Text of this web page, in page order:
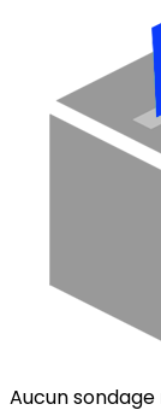
Aucun